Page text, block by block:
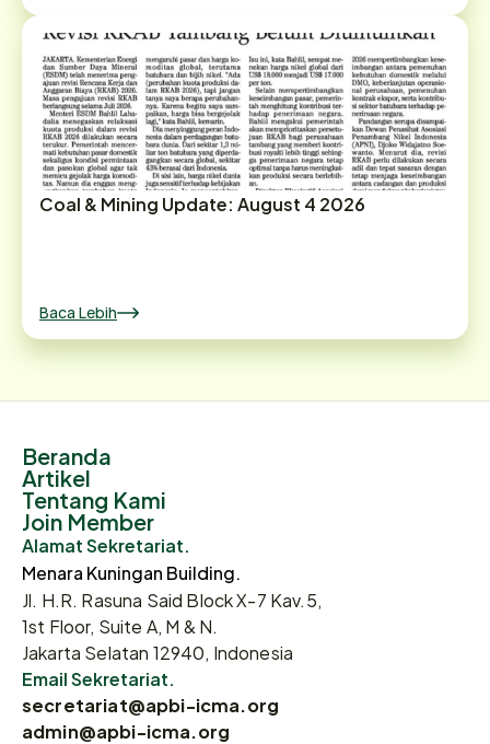
Coal & Mining Update: August 4 2026
Baca Lebih
Beranda
Artikel
Tentang Kami
Join Member
Alamat Sekretariat.
Menara Kuningan Building.
Jl. H.R. Rasuna Said Block X-7 Kav.5,
1st Floor, Suite A, M & N.
Jakarta Selatan 12940, Indonesia
Email Sekretariat.
secretariat@apbi-icma.org
admin@apbi-icma.org